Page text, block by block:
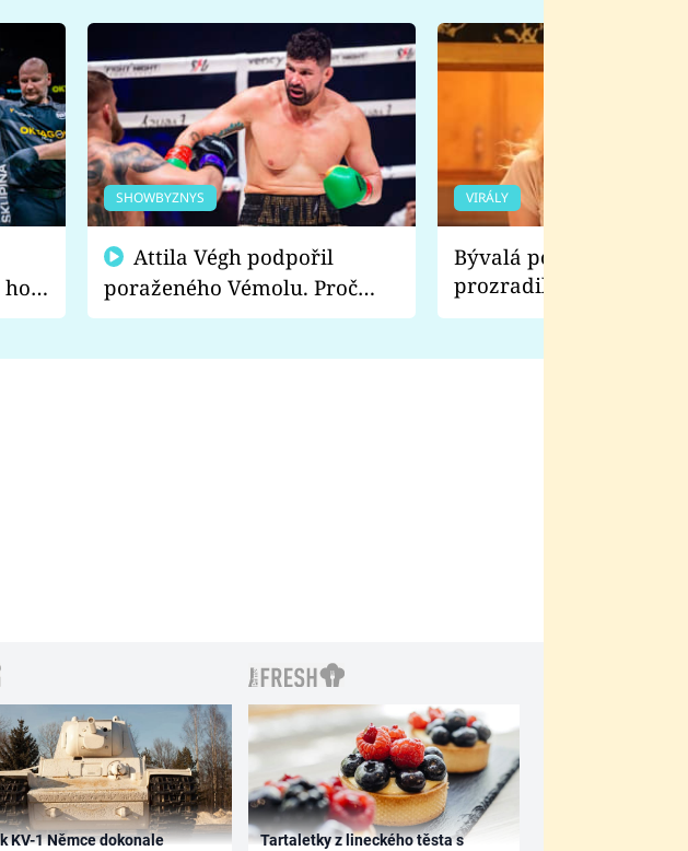
ho
SHOWBYZNYS
poraženého Vémolu. Proč
chce raději zápasit s ním než
VIRÁLY
Bývalá pornoherečka
prozradila, co ji
natáčení Euforie.
KV-1 Němce dokonale
Tartaletky z lineckého těsta s